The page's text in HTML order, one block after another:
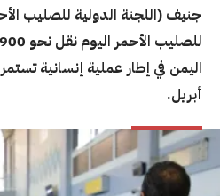
جنيف (اللجنة الدولية للصليب
أبريل.